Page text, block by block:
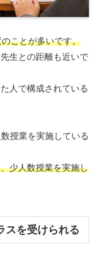
ことが多いです。
生との距離も近いで
人で構成されている
授業を実施している
少人数授業を実施し
スを受けられる